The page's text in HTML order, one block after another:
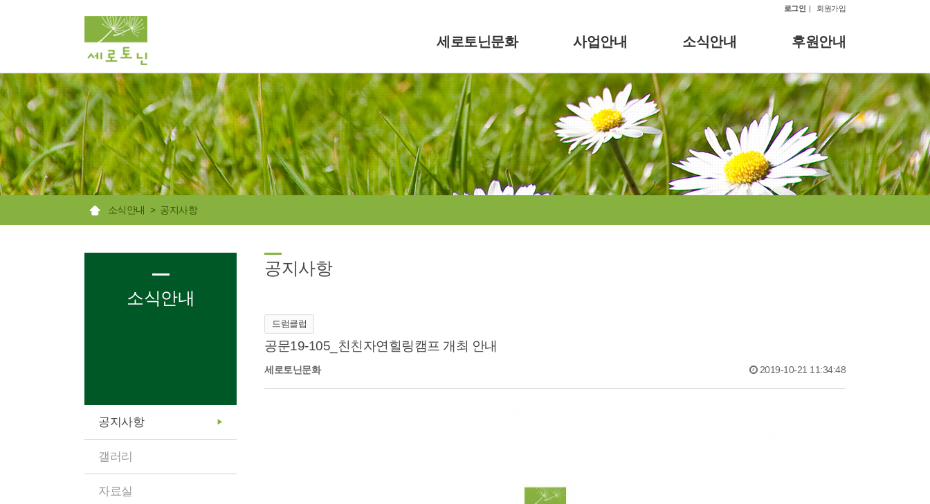
로그인 | 회원가입
세로토닌문화
인사말
세로토닌문화는?
연혁
오시는길
사업안내
세로토닌드럼클럽
세로토닌건강
세로토닌교육
소식안내
공지사항
갤러리
자료실
후원안내
후원안내
소식안내 > 공지사항
소식안내
공지사항
갤러리
자료실
공지사항
드럼클럽
공문19-105_친친자연힐링캠프 개최 안내
세로토닌문화 2019-10-21 11:34:48